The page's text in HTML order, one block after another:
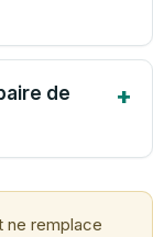
de
ne remplace